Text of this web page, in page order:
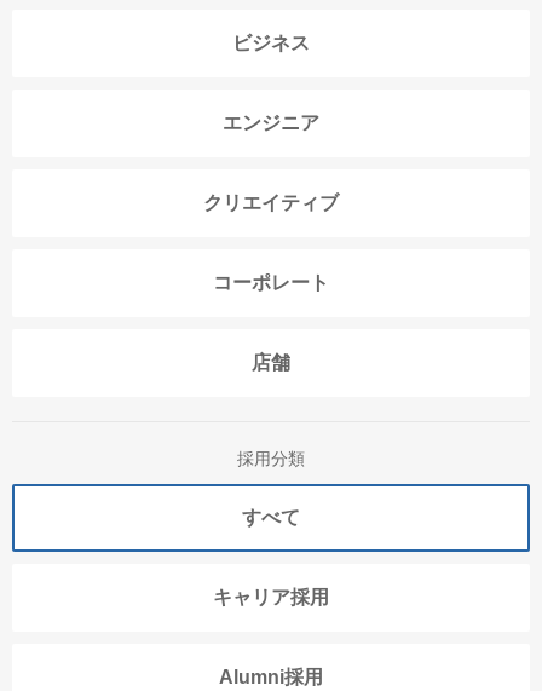
ビジネス
エンジニア
クリエイティブ
コーポレート
店舗
採用分類
すべて
キャリア採用
Alumni採用